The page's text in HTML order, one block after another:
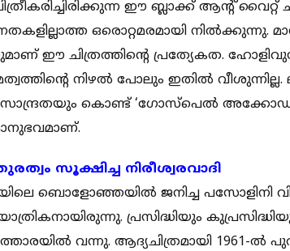
ഈ ബ്ലാക്ക് ആന്റ്
ഒരൊറ്റമരമായി നില്‍ക്കുന്നു.
ഈ ചിത്രത്തിന്റെ പ്രത്യേകത.
നിഴല്‍ പോലും ഇതില്‍ വീശുന്നില്ല.
കൊണ്ട് ‘ഗോസ്‌പെല്‍
സൂക്ഷിച്ച നിരീശ്വരവാദി
ബൊളോഞ്ഞയില്‍ ജനിച്ച പസോളിനി
പ്രസിദ്ധിയും
വന്നു. ആദ്യചിത്രമായി 1961-ല്‍